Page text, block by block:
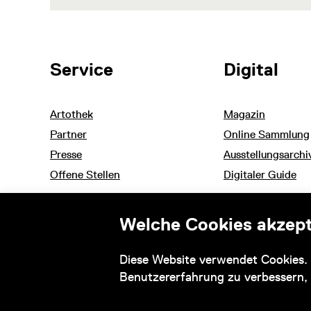
Welche Cookies
Diese Website verwendet
Benutzererfahrung zu
Weitere Themen
Service
Artothek
Partner
Presse
Offene Stellen
Digital
Magazin
Online Sammlung
Digitaler Guide
Informationen zu ihrem barrierefreien Besuch
und Barrierefreiheitserklärung